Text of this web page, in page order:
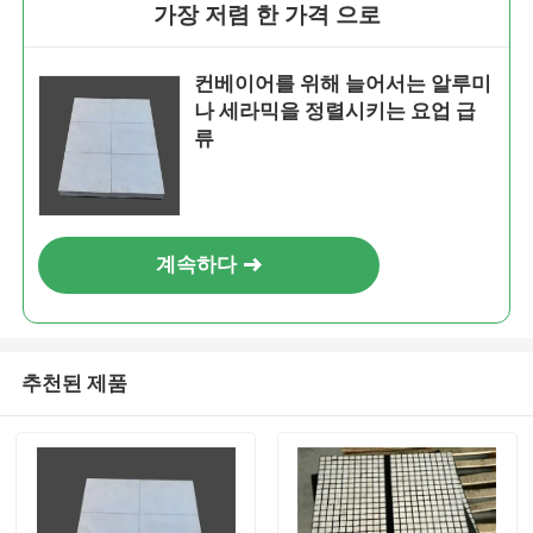
가장 저렴 한 가격 으로
컨베이어를 위해 늘어서는 알루미
나 세라믹을 정렬시키는 요업 급
류
계속하다
추천된 제품